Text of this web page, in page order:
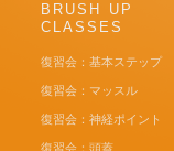
BRUSH UP
CLASSES
復習会：基本ステップ
復習会：マッスル
復習会：神経ポイント
復習会：頭蓋